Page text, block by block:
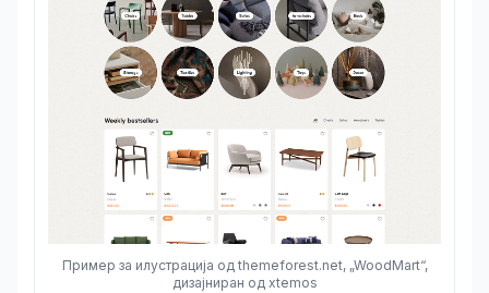
Пример за илустрација од themeforest.net, „WoodMart“,
дизајниран од xtemos